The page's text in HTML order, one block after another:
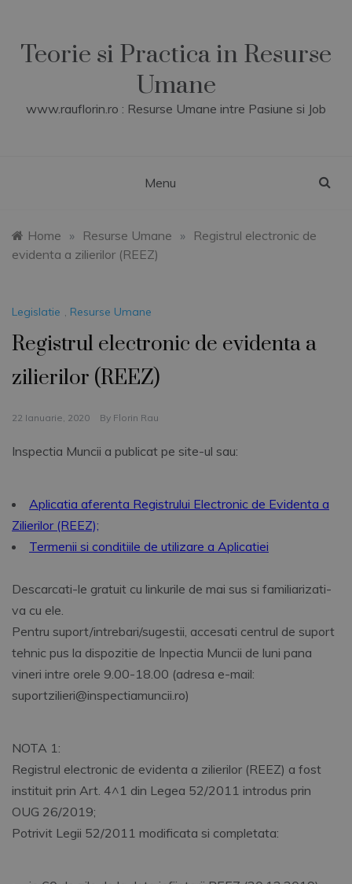
contentTeorie si Practica in Resurse
Umane
www.rauflorin.ro : Resurse Umane intre Pasiune si Job
Menu
Home » Resurse Umane »
Registrul electronic de
evidenta a zilierilor (REEZ)
Legislatie , Resurse Umane
Registrul electronic de evidenta a
zilierilor (REEZ)
22 Ianuarie, 2020 By Florin Rau
Inspectia Muncii a publicat pe site-ul sau:
Aplicatia aferenta Registrului Electronic de Evidenta a
Zilierilor (REEZ);
Termenii si conditiile de utilizare a Aplicatiei
Descarcati-le gratuit cu linkurile de mai sus si familiarizati-
va cu ele.
Pentru suport/intrebari/sugestii, accesati centrul de suport
tehnic pus la dispozitie de Inpectia Muncii de luni pana
vineri intre orele 9.00-18.00 (adresa e-mail:
suportzilieri@inspectiamuncii.ro)
NOTA 1:
Registrul electronic de evidenta a zilierilor (REEZ) a fost
instituit prin Art. 4^1 din Legea 52/2011 introdus prin
OUG 26/2019;
Potrivit Legii 52/2011 modificata si completata: